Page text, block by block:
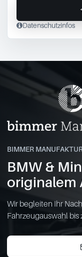
Datenschutzinfos
BIMMER
BMW &
originalem
Wir begleiten Ihr
Fahrzeugauswahl